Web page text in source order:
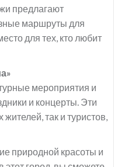
предлагают
маршруты для
для тех, кто любит
мероприятия и
и концерты. Эти
так и туристов,
природной красоты и